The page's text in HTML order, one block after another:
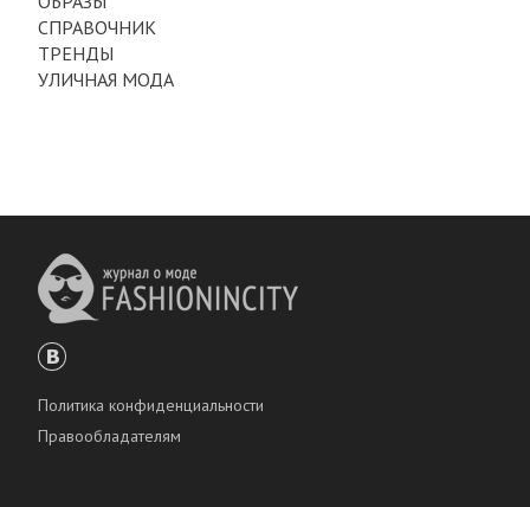
СПРАВОЧНИК
ТРЕНДЫ
УЛИЧНАЯ МОДА
Политика конфиденциальности
Правообладателям